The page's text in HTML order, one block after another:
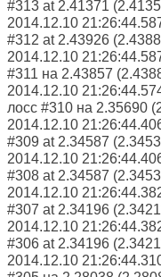
#313 at 2.41371
2014.12.10
#312 at 2.43926
2014.12.10
#311 на 2.43857
2014.12.10
лосс #310 на 2.35690
2014.12.10
#309 at 2.34587
2014.12.10
#308 at 2.34587
2014.12.10
#307 at 2.34196
2014.12.10
#306 at 2.34196
2014.12.10